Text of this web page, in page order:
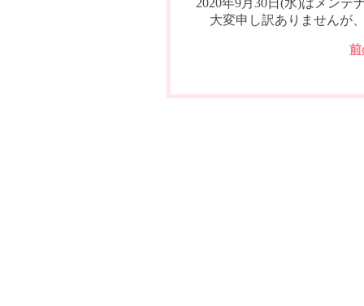
2020年9月30日(水)はメンテ
大変申し訳ありませんが
前